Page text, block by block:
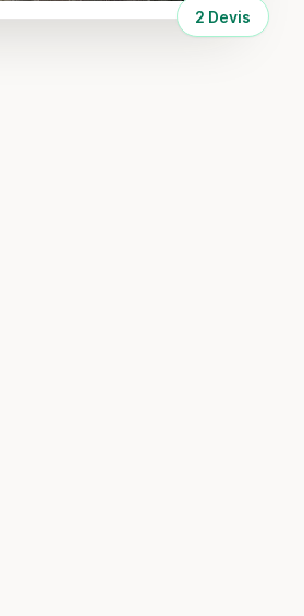
2 Devis